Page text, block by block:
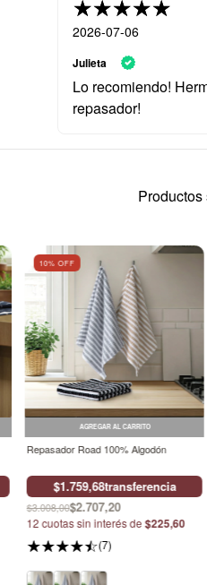
2026-07-06
Julieta
Lo recomiendo!
repasador!
10% OFF
AGREGAR AL CARRITO
Repasador Road 100% Algodón
$1.759,68transferencia
$3.008,00$2.707,20
12 cuotas sin interés de$225,60
(7)